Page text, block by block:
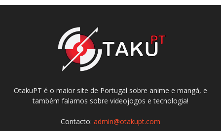
OtakuPT é o maior site de Portugal sobre anime e mangá, e
também falamos sobre videojogos e tecnologia!
Contacto: admin@otakupt.com